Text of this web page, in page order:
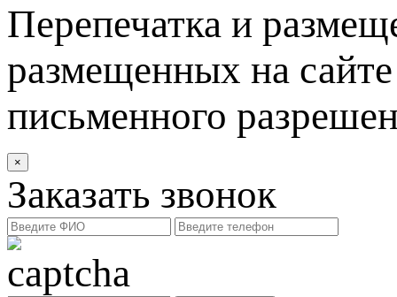
Перепечатка и
размещенных на
письменного
×
Заказать звонок